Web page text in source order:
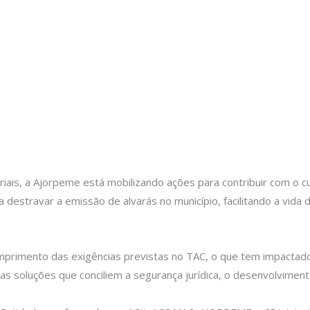
a Ajorpeme está mobilizando ações para contribuir com o
a emissão de alvarás no município, facilitando a
das exigências previstas no TAC, o que tem
soluções que conciliem a segurança jurídica, o